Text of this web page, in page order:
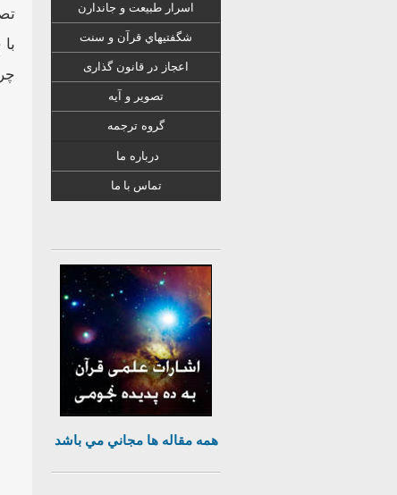
اسرار طبیعت و جاندارن
شگفتيهاي قرآن و سنت
اعجاز در قانون گذارى
تصویر و آیه
گروه ترجمه
درباره ما
تماس با ما
همه مقاله ها مجاني مي باشد